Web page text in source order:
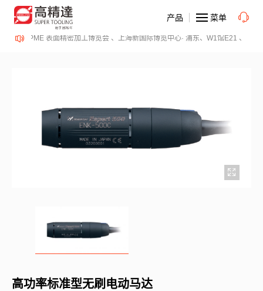
表面精密加工博览会 、上海新国际博览中心· 浦东、W1馆E21 、欢迎
产品 菜单
高功率标准型无刷电动马达